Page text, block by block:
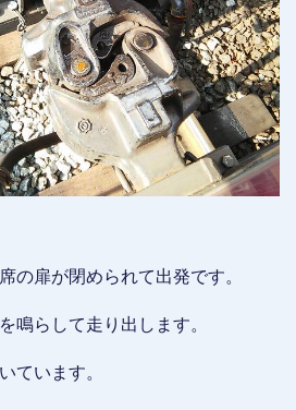
の扉が閉められて出発です。
鳴らして走り出します。
ています。